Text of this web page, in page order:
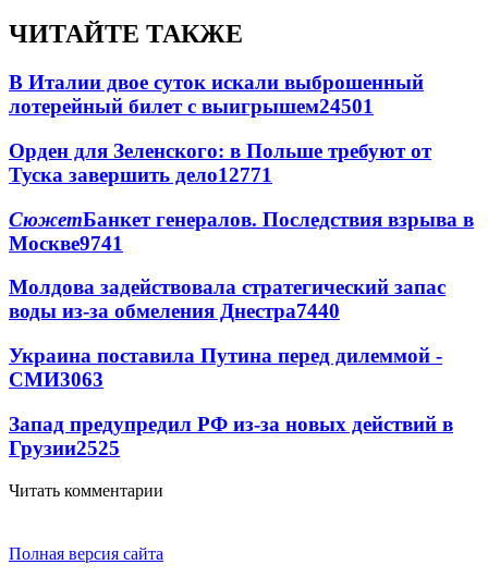
ЧИТАЙТЕ ТАКЖЕ
В Италии двое суток искали выброшенный
лотерейный билет с выигрышем24501
Орден для Зеленского: в Польше требуют от
Туска завершить дело12771
СюжетБанкет генералов. Последствия взрыва в
Москве9741
Молдова задействовала стратегический запас
воды из-за обмеления Днестра7440
Украина поставила Путина перед дилеммой -
СМИ3063
Запад предупредил РФ из-за новых действий в
Грузии2525
Читать комментарии
Полная версия сайта